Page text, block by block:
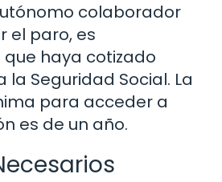
colaborador
el paro, es
haya cotizado
Seguridad Social. La
para acceder a
es de un año.